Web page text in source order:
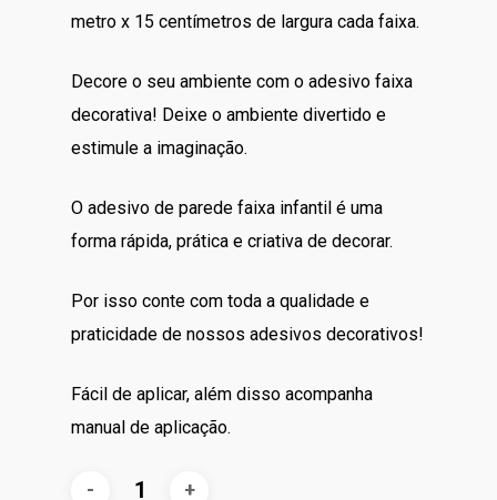
R$70.00.R$60.00.
metro x 15 centímetros de largura cada faixa.
Decore o seu ambiente com o adesivo faixa
decorativa! Deixe o ambiente divertido e
estimule a imaginação.
O adesivo de parede faixa infantil é uma
forma rápida, prática e criativa de decorar.
Por isso conte com toda a qualidade e
praticidade de nossos adesivos decorativos!
Fácil de aplicar, além disso acompanha
manual de aplicação.